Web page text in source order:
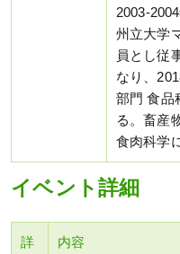
2003-
州立大学
員とし従
なり、
部門 食品
る。畜産
食肉科学
イベント詳細
詳
内容